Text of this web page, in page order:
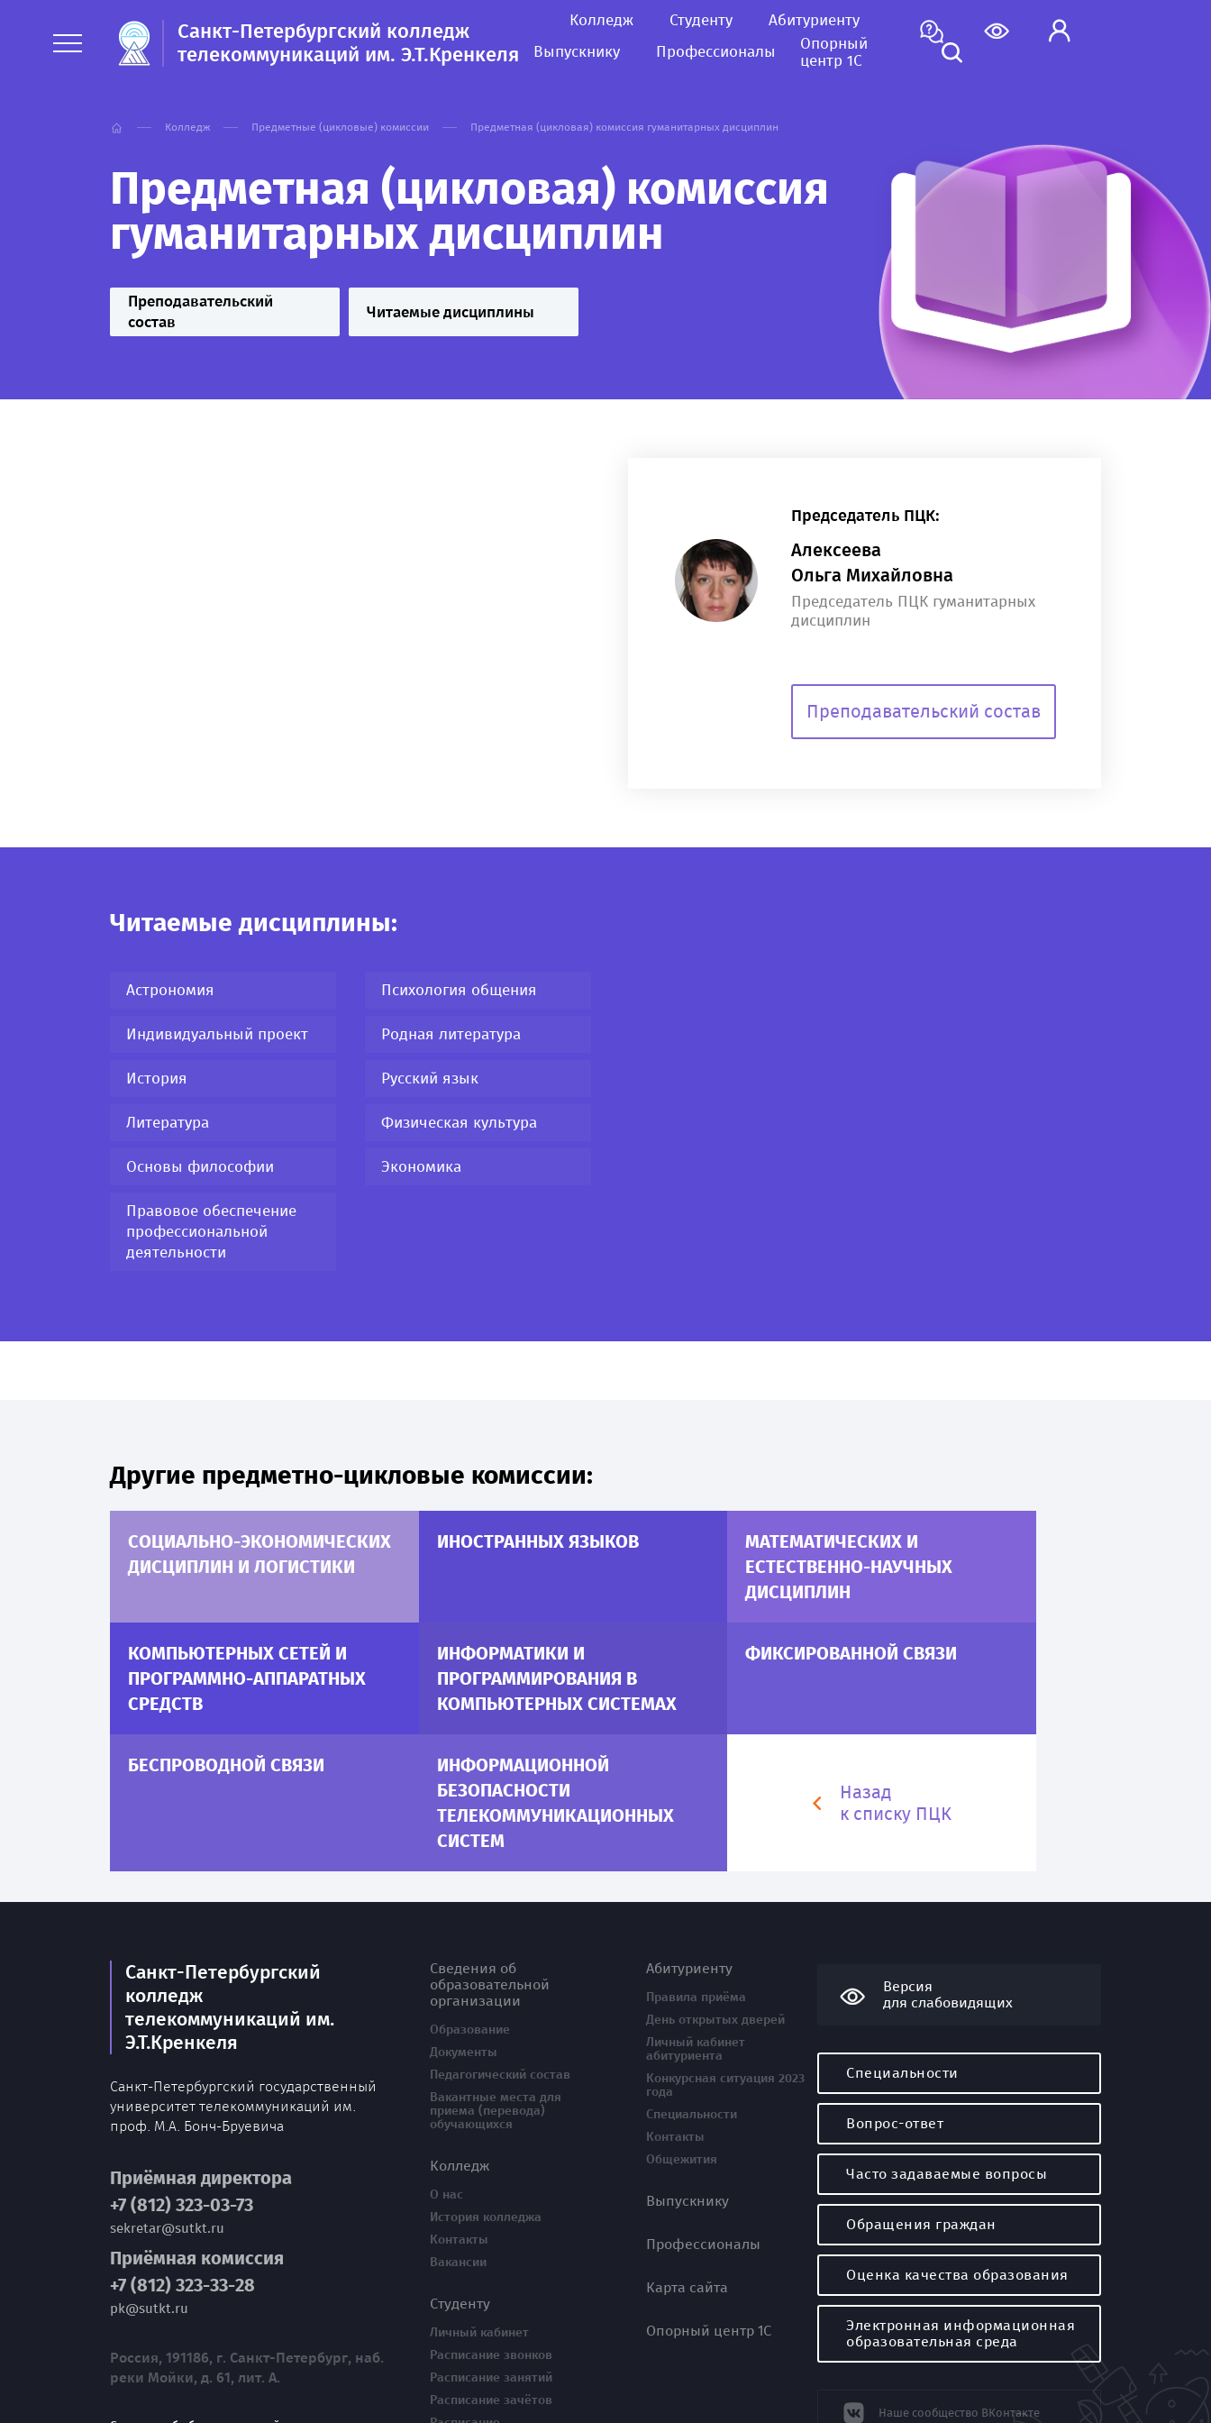
Санкт-Петербургский колледж
телекоммуникаций им. Э.Т.Кренкеля
Колледж Студенту
Абитуриенту
Выпускнику
Профессионалы
Опорный
центр 1С
Колледж Предметные (цикловые) комиссии Предметная (цикловая) комиссия гуманитарных дисциплин
Предметная (цикловая) комиссия
гуманитарных дисциплин
Преподавательский
состав
Читаемые дисциплины
Председатель ПЦК:
Алексеева
Ольга Михайловна
Председатель ПЦК гуманитарных
дисциплин
Преподавательский состав
Читаемые дисциплины:
Астрономия
Индивидуальный проект
История
Литература
Основы философии
Правовое обеспечение
профессиональной
деятельности
Психология общения
Родная литература
Русский язык
Физическая культура
Экономика
Другие предметно-цикловые комиссии:
СОЦИАЛЬНО-ЭКОНОМИЧЕСКИХ
ДИСЦИПЛИН И ЛОГИСТИКИ
ИНОСТРАННЫХ ЯЗЫКОВ
МАТЕМАТИЧЕСКИХ И
ЕСТЕСТВЕННО-НАУЧНЫХ
ДИСЦИПЛИН
КОМПЬЮТЕРНЫХ СЕТЕЙ И
ПРОГРАММНО-АППАРАТНЫХ
СРЕДСТВ
ИНФОРМАТИКИ И
ПРОГРАММИРОВАНИЯ В
КОМПЬЮТЕРНЫХ СИСТЕМАХ
ФИКСИРОВАННОЙ СВЯЗИ
БЕСПРОВОДНОЙ СВЯЗИ
ИНФОРМАЦИОННОЙ
БЕЗОПАСНОСТИ
ТЕЛЕКОММУНИКАЦИОННЫХ
СИСТЕМ
Назад
к списку ПЦК
Санкт-Петербургский
колледж
телекоммуникаций им.
Э.Т.Кренкеля
Санкт-Петербургский государственный
университет телекоммуникаций им.
проф. М.А. Бонч-Бруевича
Приёмная директора
+7 (812) 323-03-73
sekretar@sutkt.ru
Приёмная комиссия
+7 (812) 323-33-28
pk@sutkt.ru
Россия, 191186, г. Санкт-Петербург, наб.
реки Мойки, д. 61, лит. А.
Сведения об
образовательной
организации
Образование
Документы
Педагогический состав
Вакантные места для
приема (перевода)
обучающихся
Колледж
О нас
История колледжа
Контакты
Вакансии
Студенту
Личный кабинет
Расписание звонков
Расписание занятий
Расписание зачётов
Абитуриенту
Правила приёма
День открытых дверей
Личный кабинет
абитуриента
Конкурсная ситуация 2023
года
Специальности
Контакты
Общежития
Выпускнику
Профессионалы
Карта сайта
Опорный центр 1С
Версия
для слабовидящих
Специальности
Вопрос-ответ
Часто задаваемые вопросы
Обращения граждан
Оценка качества образования
Электронная информационная
образовательная среда
Наше сообщество ВКонтакте